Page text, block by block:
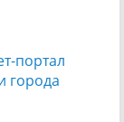
портал
города